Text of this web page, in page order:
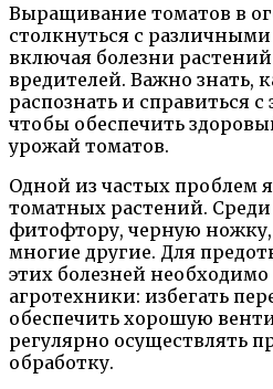
Выращивание томатов в
столкнуться с
включая болезни
вредителей. Важно знать,
распознать и справиться
чтобы обеспечить
урожай томатов.
Одной из частых проблем
томатных растений.
фитофтору, черную
многие другие. Для
этих болезней
агротехники: избегать
обеспечить хорошую
регулярно осуществлять
обработку.